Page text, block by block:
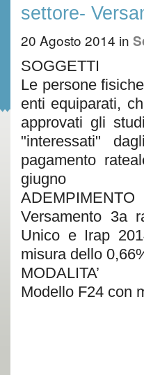
settore-
20 Agosto 2014 in
SOGGETTI
Le persone
enti equiparati,
approvati gli
"interessati"
pagamento
giugno
ADEMPIMENTO
Versamento 3a
Unico e Irap
misura dello
MODALITA’
Modello F24 con